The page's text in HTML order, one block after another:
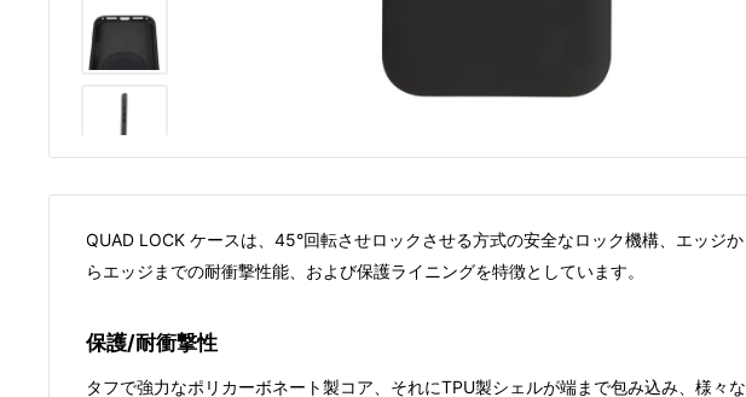
QUAD LOCK ケースは、45°回転させロックさせる方式の安全なロック機構、エッジか
らエッジまでの耐衝撃性能、および保護ライニングを特徴としています。
保護/耐衝撃性
タフで強力なポリカーボネート製コア、それにTPU製シェルが端まで包み込み、様々な